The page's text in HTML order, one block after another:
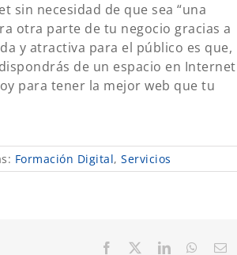
sin necesidad de que sea “una
otra parte de tu negocio gracias a
y atractiva para el público es que,
de un espacio en Internet
para tener la mejor web que tu
Formación Digital, Servicios
Facebook LinkedIn